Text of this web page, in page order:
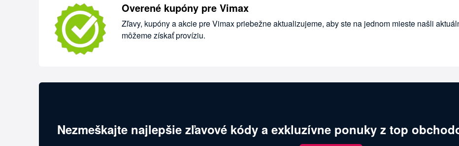
Overené kupóny pre Vimax
Zľavy, kupóny a akcie pre Vimax priebežne aktualizujeme, aby ste na jednom mieste našli
môžeme získať províziu.
Nezmeškajte najlepšie zľavové kódy a exkluzívne ponuky z top